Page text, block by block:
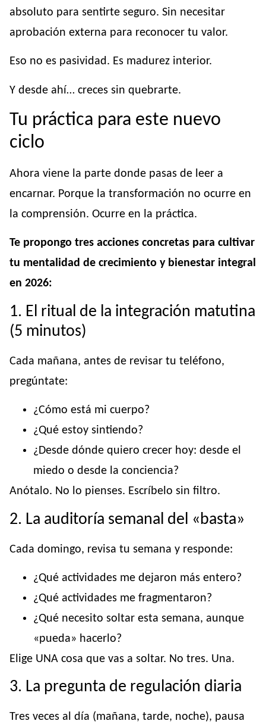
absoluto para sentirte seguro. Sin necesitar
aprobación externa para reconocer tu valor.
Eso no es pasividad. Es madurez interior.
Y desde ahí… creces sin quebrarte.
Tu práctica para este nuevo
ciclo
Ahora viene la parte donde pasas de leer a
encarnar. Porque la transformación no ocurre en
la comprensión. Ocurre en la práctica.
Te propongo tres acciones concretas para cultivar
tu mentalidad de crecimiento y bienestar integral
en 2026:
1. El ritual de la integración matutina
(5 minutos)
Cada mañana, antes de revisar tu teléfono,
pregúntate:
¿Cómo está mi cuerpo?
¿Qué estoy sintiendo?
¿Desde dónde quiero crecer hoy: desde el
miedo o desde la conciencia?
Anótalo. No lo pienses. Escríbelo sin filtro.
2. La auditoría semanal del «basta»
Cada domingo, revisa tu semana y responde:
¿Qué actividades me dejaron más entero?
¿Qué actividades me fragmentaron?
¿Qué necesito soltar esta semana, aunque
«pueda» hacerlo?
Elige UNA cosa que vas a soltar. No tres. Una.
3. La pregunta de regulación diaria
Tres veces al día (mañana, tarde, noche), pausa